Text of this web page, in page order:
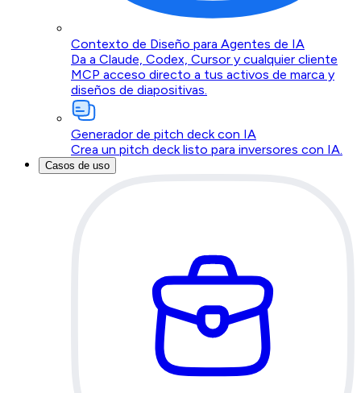
Contexto de Diseño para Agentes de IA
Da a Claude, Codex, Cursor y cualquier cliente
MCP acceso directo a tus activos de marca y
diseños de diapositivas.
Generador de pitch deck con IA
Crea un pitch deck listo para inversores con IA.
Casos de uso